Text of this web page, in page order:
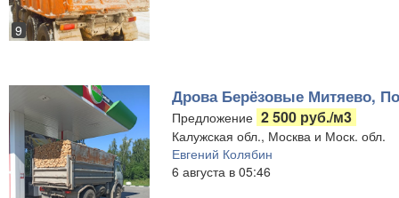
9
Дрова Берёзовые Митяево,
Предложение 2 500 руб./м3
Калужская обл., Москва и Моск. обл.
Евгений Колябин
6 августа в 05:46